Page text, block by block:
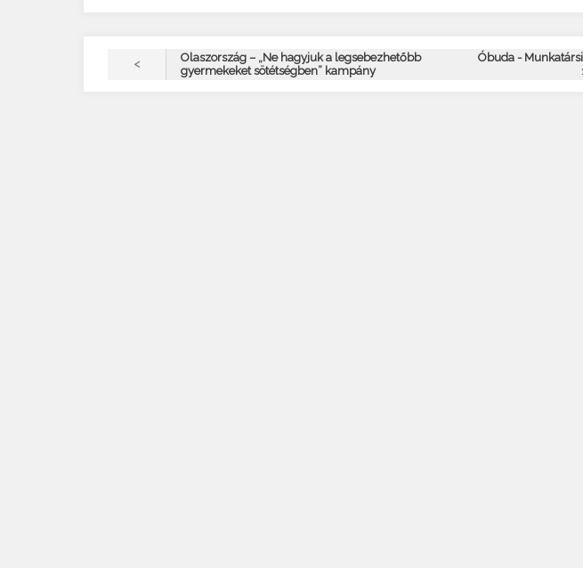
<
Olaszország – „Ne hagyjuk a legsebezhetőbb
gyermekeket sötétségben” kampány
Óbuda -